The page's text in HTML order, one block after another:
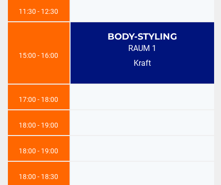
11:30 - 12:30
15:00 - 16:00
17:00 - 18:00
18:00 - 19:00
18:00 - 19:00
18:00 - 18:30
BODY-STYLING
RAUM 1
Kraft